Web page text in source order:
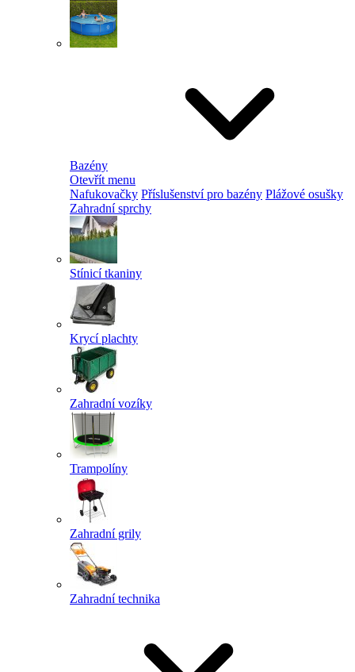
Bazény
Otevřít menu
Nafukovačky Příslušenství pro bazény Plážové osušky
Zahradní sprchy
Stínicí tkaniny
Krycí plachty
Zahradní vozíky
Trampolíny
Zahradní grily
Zahradní technika